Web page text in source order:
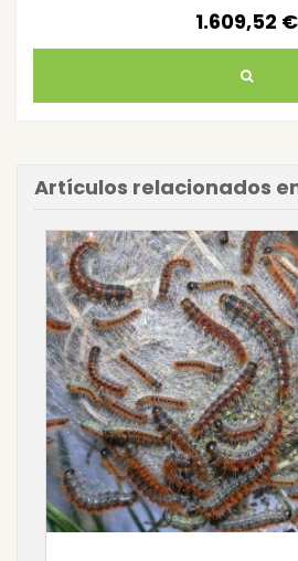
1.609,52 €
Artículos relacionados